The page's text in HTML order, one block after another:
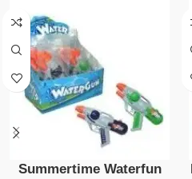
Summertime Waterfun